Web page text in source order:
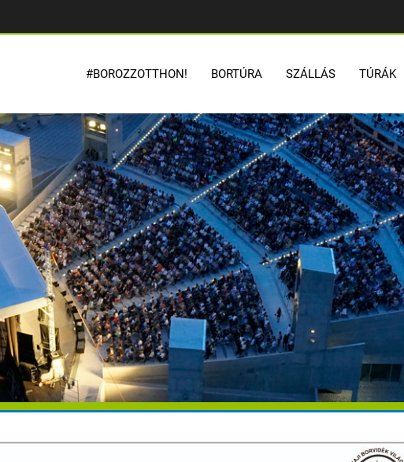
#BOROZZOTTHON! BORTÚRA SZÁLLÁS TÚRÁK